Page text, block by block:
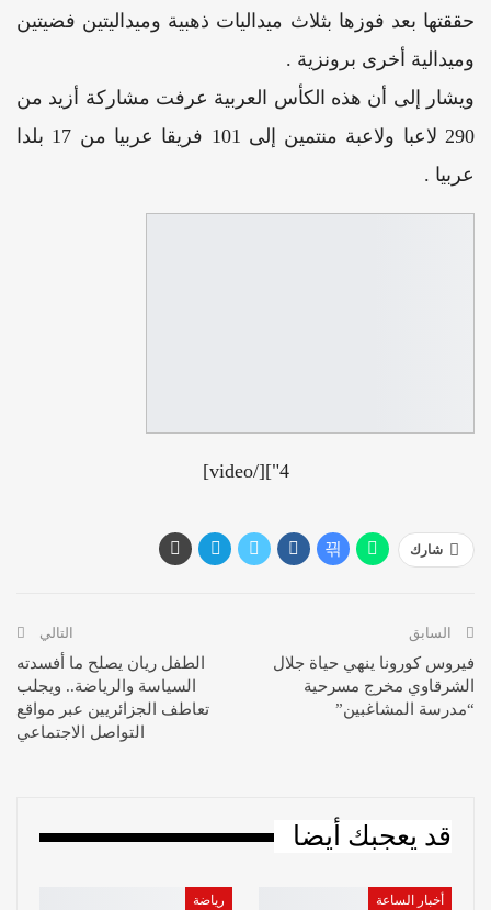
حققتها بعد فوزها بثلاث ميداليات ذهبية وميداليتين فضيتين
وميدالية أخرى برونزية .
ويشار إلى أن هذه الكأس العربية عرفت مشاركة أزيد من
290 لاعبا ولاعبة منتمين إلى 101 فريقا عربيا من 17 بلدا
عربيا .
4"][/video]
شارك
السابق
فيروس كورونا ينهي حياة جلال
الشرقاوي مخرج مسرحية
“مدرسة المشاغبين”
التالي
الطفل ريان يصلح ما أفسدته
السياسة والرياضة.. ويجلب
تعاطف الجزائريين عبر مواقع
التواصل الاجتماعي
قد يعجبك أيضا
أخبار الساعة رياضة